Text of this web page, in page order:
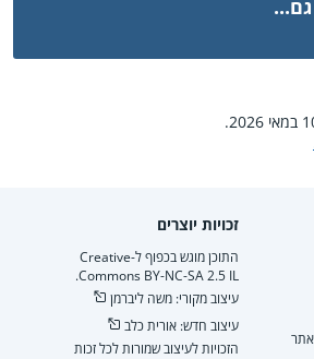
גם...
זכויות יוצרים
התוכן מוגש בכפוף ל-Creative
Commons BY-NC-SA 2.5 IL.
עיצוב מקורי: משה ליברמן
עיצוב חדש: אורית כלב
הזכויות לעיצוב שמורות לכל זכות